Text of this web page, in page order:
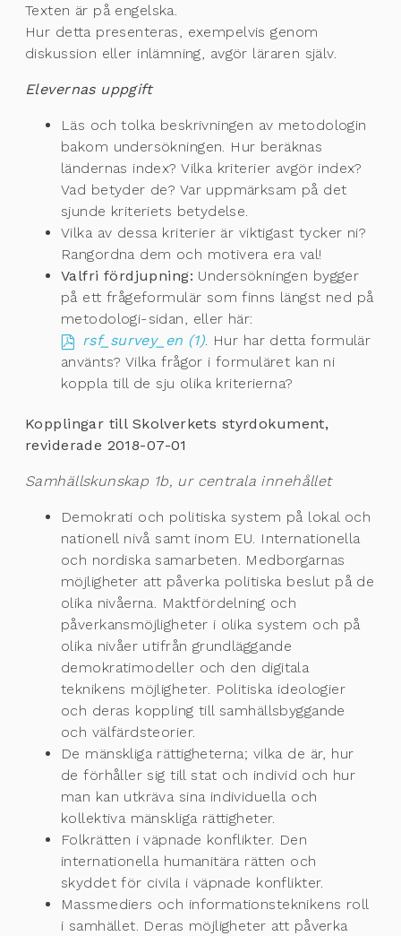
Texten är på engelska.
Hur detta presenteras, exempelvis genom
diskussion eller inlämning, avgör läraren själv.
Elevernas uppgift
Läs och tolka beskrivningen av metodologin
bakom undersökningen. Hur beräknas
ländernas index? Vilka kriterier avgör index?
Vad betyder de? Var uppmärksam på det
sjunde kriteriets betydelse.
Vilka av dessa kriterier är viktigast tycker ni?
Rangordna dem och motivera era val!
Valfri fördjupning: Undersökningen bygger
på ett frågeformulär som finns längst ned på
metodologi-sidan, eller här:
rsf_survey_en (1). Hur har detta formulär
använts? Vilka frågor i formuläret kan ni
koppla till de sju olika kriterierna?
Kopplingar till Skolverkets styrdokument,
reviderade 2018-07-01
Samhällskunskap 1b, ur centrala innehållet
Demokrati och politiska system på lokal och
nationell nivå samt inom EU. Internationella
och nordiska samarbeten. Medborgarnas
möjligheter att påverka politiska beslut på de
olika nivåerna. Maktfördelning och
påverkansmöjligheter i olika system och på
olika nivåer utifrån grundläggande
demokratimodeller och den digitala
teknikens möjligheter. Politiska ideologier
och deras koppling till samhällsbyggande
och välfärdsteorier.
De mänskliga rättigheterna; vilka de är, hur
de förhåller sig till stat och individ och hur
man kan utkräva sina individuella och
kollektiva mänskliga rättigheter.
Folkrätten i väpnade konflikter. Den
internationella humanitära rätten och
skyddet för civila i väpnade konflikter.
Massmediers och informationsteknikens roll
i samhället. Deras möjligheter att påverka